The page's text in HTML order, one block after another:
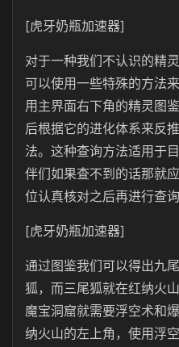
[虎牙奶瓶加速器]
对于一种我们不认识的精
可以使用一些特殊的方法
用主界面右下角的精灵图
后根据它的进化体系来反
法。这种查询方法适用于
伴们如果查不到的话那就
位认真核对之后再进行查询
[虎牙奶瓶加速器]
通过图鉴我们可以得出九
狐，而三尾狐就在红纳火
魔宝洞窟就需要浮空术和
纳火山的左上角，使用浮